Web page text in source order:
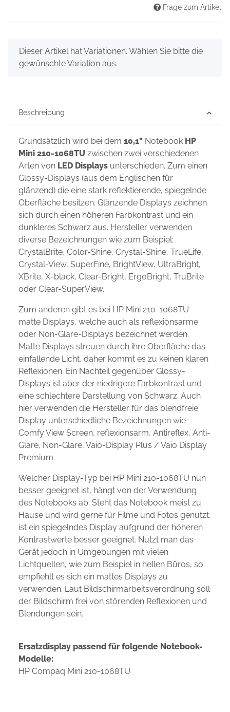
Frage zum Artikel
x
Dieser Artikel hat Variationen. Wählen Sie bitte die
gewünschte Variation aus.
Beschreibung
Grundsätzlich wird bei dem 10,1" Notebook HP
Mini 210-1068TU zwischen zwei verschiedenen
Arten von LED Displays unterschieden. Zum einen
Glossy-Displays (aus dem Englischen für
glänzend) die eine stark reflektierende, spiegelnde
Oberfläche besitzen. Glänzende Displays zeichnen
sich durch einen höheren Farbkontrast und ein
dunkleres Schwarz aus. Hersteller verwenden
diverse Bezeichnungen wie zum Beispiel:
CrystalBrite, Color-Shine, Crystal-Shine, TrueLife,
Crystal-View, SuperFine, BrightView, UltraBright,
XBrite, X-black, Clear-Bright, ErgoBright, TruBrite
oder Clear-SuperView.
Zum anderen gibt es bei HP Mini 210-1068TU
matte Displays, welche auch als reflexionsarme
oder Non-Glare-Displays bezeichnet werden.
Matte Displays streuen durch ihre Oberfläche das
einfallende Licht, daher kommt es zu keinen klaren
Reflexionen. Ein Nachteil gegenüber Glossy-
Displays ist aber der niedrigere Farbkontrast und
eine schlechtere Darstellung von Schwarz. Auch
hier verwenden die Hersteller für das blendfreie
Display unterschiedliche Bezeichnungen wie
Comfy View Screen, reflexionsarm, Antireflex, Anti-
Glare, Non-Glare, Vaio-Display Plus / Vaio Display
Premium.
Welcher Display-Typ bei HP Mini 210-1068TU nun
besser geeignet ist, hängt von der Verwendung
des Notebooks ab. Steht das Notebook meist zu
Hause und wird gerne für Filme und Fotos genutzt,
ist ein spiegelndes Display aufgrund der höheren
Kontrastwerte besser geeignet. Nutzt man das
Gerät jedoch in Umgebungen mit vielen
Lichtquellen, wie zum Beispiel in hellen Büros, so
empfiehlt es sich ein mattes Displays zu
verwenden. Laut Bildschirmarbeitsverordnung soll
der Bildschirm frei von störenden Reflexionen und
Blendungen sein.
Ersatzdisplay passend für folgende Notebook-
Modelle:
HP Compaq Mini 210-1068TU